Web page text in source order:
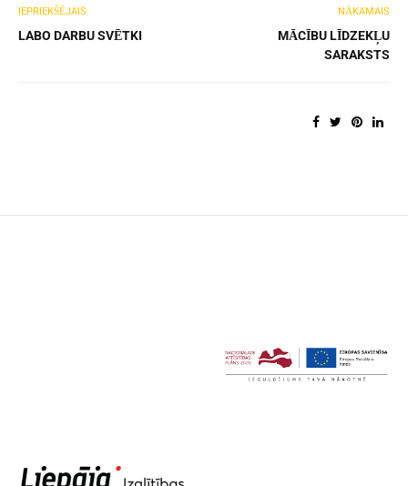
IEPRIEKŠĒJAIS
LABO DARBU SVĒTKI
NĀKAMAIS
MĀCĪBU LĪDZEKĻU
SARAKSTS